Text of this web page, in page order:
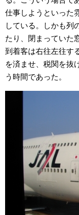
仕事しようといった
している。しかも列
たり、閉まっていた
到着客は右往左往す
を済ませ、税関を抜
う時間であった。